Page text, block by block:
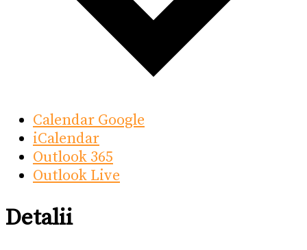
Calendar Google
iCalendar
Outlook 365
Outlook Live
Detalii